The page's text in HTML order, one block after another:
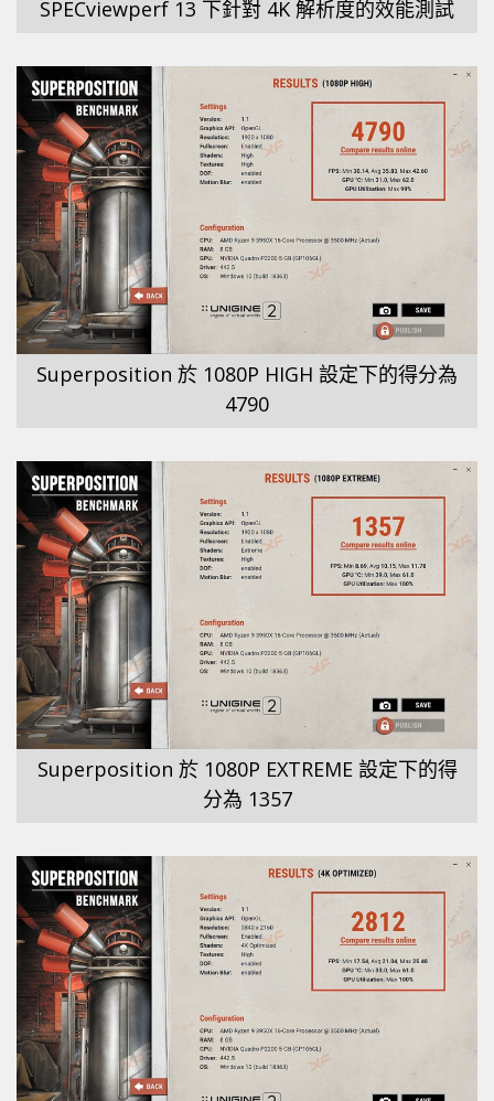
SPECviewperf 13 下針對 4K 解析度的效能測試
Superposition 於 1080P HIGH 設定下的得分為
4790
Superposition 於 1080P EXTREME 設定下的得
分為 1357